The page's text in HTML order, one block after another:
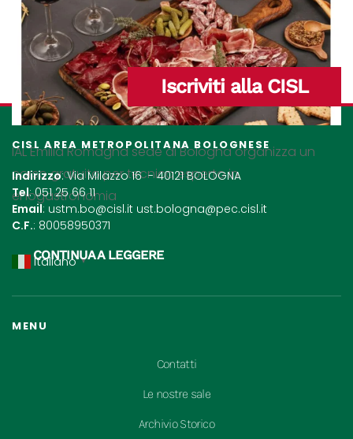
IAL Emilia Romagna sede di Bologna organizza un
corso gratuito per tecnico esperto in
enogastronomia
CONTINUA A LEGGERE
Iscriviti alla CISL
CISL AREA METROPOLITANA BOLOGNESE
Indirizzo: Via Milazzo 16 - 40121 BOLOGNA
Tel: 051 25 66 11
Email: ustm.bo@cisl.it ust.bologna@pec.cisl.it
C.F.: 80058950371
Italiano ▼
MENU
Contatti
Le nostre sale
Archivio Storico